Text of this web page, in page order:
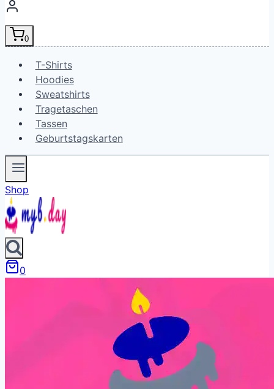
0
T-Shirts
Hoodies
Sweatshirts
Tragetaschen
Tassen
Geburtstagskarten
Shop
0